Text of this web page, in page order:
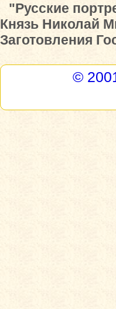
"Русские
Князь Николай
Заготовления
©